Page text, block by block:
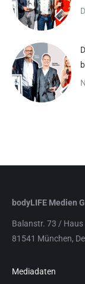
bodyLIFE Medien
Balanstr. 73 / Haus
81541 München,
Mediadaten